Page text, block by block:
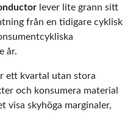
lever lite grann sitt
från en tidigare cyklisk
år.
ett kvartal utan stora
och konsumera material
visa skyhöga marginaler,